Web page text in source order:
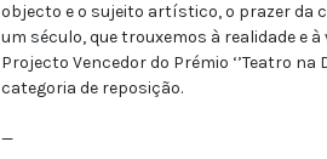
objecto e o sujeito artístico, o prazer da
um século, que trouxemos à realidade e
Projecto Vencedor do Prémio ‘’Teatro na
categoria de reposição.
—